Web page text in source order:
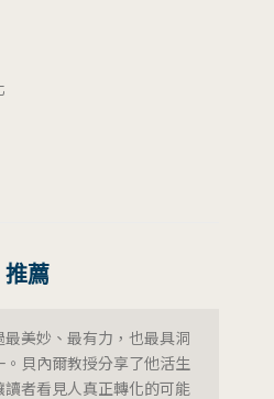
推薦
最美妙、最有力，也最具洞
。貝內爾教授分享了他活生
讀者看見人真正轉化的可能